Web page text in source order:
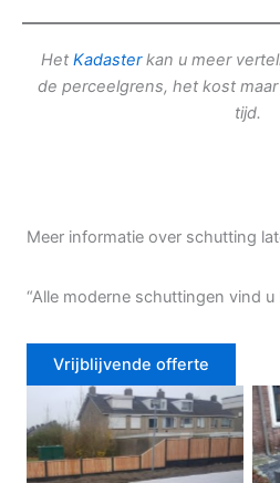
Het Kadasterkan u meer
de perceelgrens, het kost
tijd.
Meer informatie over schutting
“Alle moderne schuttingen vind u
Vrijblijvende offerte
Douglas schutting